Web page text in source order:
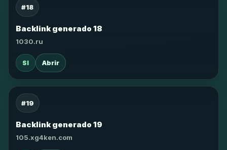
#18
Backlink generado 18
1030.ru
SI Abrir
#19
Backlink generado 19
105.xg4ken.com